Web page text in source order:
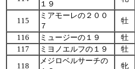
１９
115
ミアモーレの２００
７
牡
116
ミュージーの１９ 牡
117
ミヨノエルフの１９ 牡
118
メジロベルサーチの
牝